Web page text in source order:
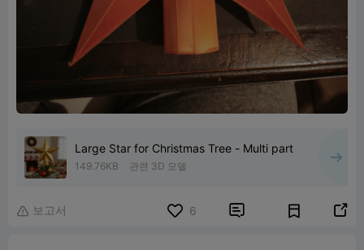
Large Star for Christmas Tree - Multi part
149.76KB 관련 3D 모델
 보고서 6  